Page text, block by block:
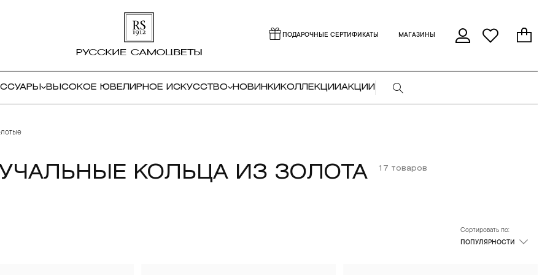
ПОДАРОЧНЫЕ СЕРТИФИКАТЫ МАГАЗИНЫ
ВЫСОКОЕ ЮВЕЛИРНОЕ ИСКУССТВО НОВИНКИ КОЛЛЕКЦИИАКЦИИ
КОЛЬЦА ИЗ ЗОЛОТА 17 товаров
Сортировать по:
ПОПУЛЯРНОСТИ